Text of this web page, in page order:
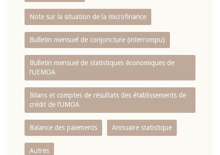
Note sur la situation de la microfinance
Bulletin mensuel de conjoncture (interrompu)
Bulletin mensuel de statistiques économiques de
l‘UEMOA
Bilans et comptes de résultats des établissements de
crédit de l‘UMOA
Balance des paiements Annuaire statistique
Autres